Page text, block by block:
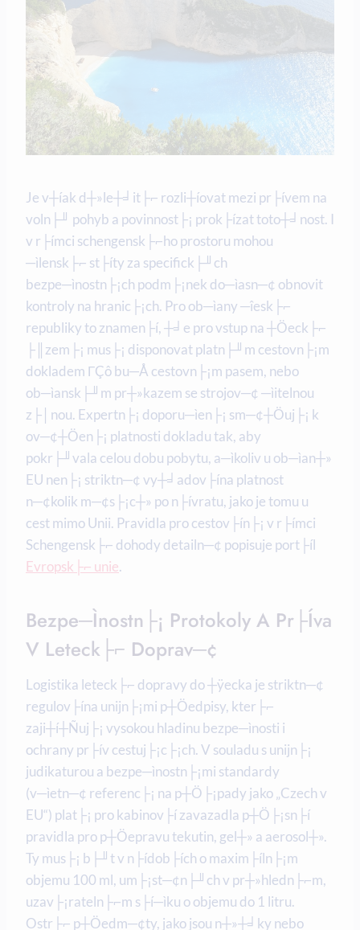
Je v┼íak d┼»le┼╛it├⌐ rozli┼íovat mezi pr├ívem na
voln├╜ pohyb a povinnost├¡ prok├ízat toto┼╛nost. I
v r├ímci schengensk├⌐ho prostoru mohou
─ìlensk├⌐ st├íty za specifick├╜ch
bezpe─ìnostn├¡ch podm├¡nek do─ìasn─¢ obnovit
kontroly na hranic├¡ch. Pro ob─ìany ─îesk├⌐
republiky to znamen├í, ┼╛e pro vstup na ┼Öeck├⌐
├║zem├¡ mus├¡ disponovat platn├╜m cestovn├¡m
dokladem ΓÇô bu─Å cestovn├¡m pasem, nebo
ob─ìansk├╜m pr┼»kazem se strojov─¢ ─ìitelnou
z├│nou. Expertn├¡ doporu─ìen├¡ sm─¢┼Öuj├¡ k
ov─¢┼Öen├¡ platnosti dokladu tak, aby
pokr├╜vala celou dobu pobytu, a─ìkoliv u ob─ìan┼»
EU nen├¡ striktn─¢ vy┼╛adov├ína platnost
n─¢kolik m─¢s├¡c┼» po n├ívratu, jako je tomu u
cest mimo Unii. Pravidla pro cestov├ín├¡ v r├ímci
Schengensk├⌐ dohody detailn─¢ popisuje port├íl
Evropsk├⌐ unie.
Bezpe─ìnostn├¡ Protokoly A Pr├íva
V Leteck├⌐ Doprav─¢
Logistika leteck├⌐ dopravy do ┼ÿecka je striktn─¢
regulov├ína unijn├¡mi p┼Öedpisy, kter├⌐
zaji┼í┼Ñuj├¡ vysokou hladinu bezpe─ìnosti i
ochrany pr├ív cestuj├¡c├¡ch. V souladu s unijn├¡
judikaturou a bezpe─ìnostn├¡mi standardy
(v─ìetn─¢ referenc├¡ na p┼Ö├¡pady jako „Czech v
EU“) plat├¡ pro kabinov├í zavazadla p┼Ö├¡sn├í
pravidla pro p┼Öepravu tekutin, gel┼» a aerosol┼».
Ty mus├¡ b├╜t v n├ídob├ích o maxim├íln├¡m
objemu 100 ml, um├¡st─¢n├╜ch v pr┼»hledn├⌐m,
uzav├¡rateln├⌐m s├í─ìku o objemu do 1 litru.
Ostr├⌐ p┼Öedm─¢ty, jako jsou n┼»┼╛ky nebo